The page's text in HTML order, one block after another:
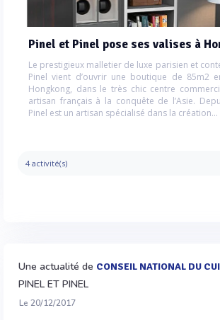
Pinel et Pinel pose ses valises à
Le prestigieux malletier de luxe parisien et
Pinel vient d’ouvrir une boutique de 85m2
Hongkong, dans le très chic centre
artisan français à la conquête de l’Asie.
Pinel est un artisan spécialisé dans la création...
4 activité(s)
Une actualité de CONSEIL NATIONAL DU
PINEL ET PINEL
Le 20/12/2017